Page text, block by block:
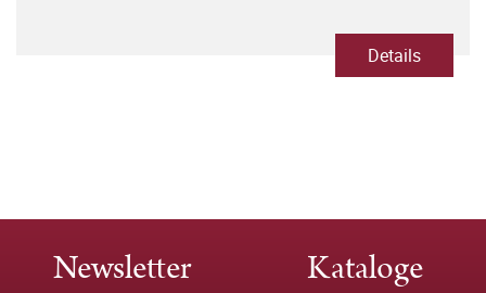
Details
Newsletter Kataloge